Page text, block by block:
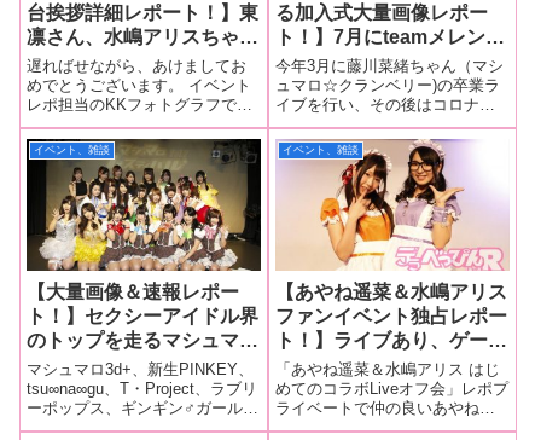
台挨拶詳細レポート！】東
凛さん、水嶋アリスちゃ
ん、黄金むぎちゃんが正月
恒例・痴漢映画の舞台挨拶
に登場！ 撮影秘話から実
際の痴漢体験まで大胆告
白！
遅ればせながら、あけましてお
めでとうございます。 イベント
レポ担当のKKフォトグラフで
す。今年もどこよりも早く、詳
しく、大量画像でレポートいた
しますのでお楽しみください。
さて、2018年最初のイベントレ
ポートは縁起良く上野オークラ
劇場の新春
る加入式大量画像レポー
ト！】7月にteamメレンゲ
を卒業した宮沢ちはるが晴
れてマシュマロ3d+に加
入！メンバーカラー、ネー
ムも発表！乙アリス、
NIMO、蘭々とともに新体
制でスタート！
今年3月に藤川菜緒ちゃん（マシ
ュマロ☆クランベリー)の卒業ラ
イブを行い、その後はコロナ禍
のためイベントが開催できなか
ったマシュマロ3d+。同グループ
の研究生グループ・マシュマロ
3d+ teamメレンゲを7月に卒業し
た宮沢ちはるちゃんが晴れて
イベント、雑談
【大量画像＆速報レポー
ト！】セクシーアイドル界
のトップを走るマシュマロ
3d+が新春からフェスを開
催！6組、22名にもよるセ
クシーアイドルグループが
マシュマロ3d+、新生PINKEY、
tsu∞na∞gu、T・Project、ラブリ
ーポップス、ギンギン♂ガールズ
とセクシーアイドルが大集合!!昨
イベント、雑談
【あやね遥菜＆水嶋アリス
ファンイベント独占レポー
ト！】ライブあり、ゲーム
あり、撮影会ありの豪華イ
ベントが開催！ 水嶋アリ
スちゃんからあやね遥菜ち
「あやね遥菜＆水嶋アリス はじ
めてのコラボLiveオフ会」レポプ
ライベートで仲の良いあやね遥
菜ちゃんと水嶋アリスちゃんが